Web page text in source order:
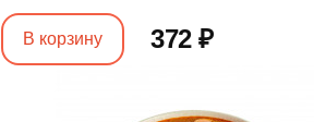
372 ₽
В корзину